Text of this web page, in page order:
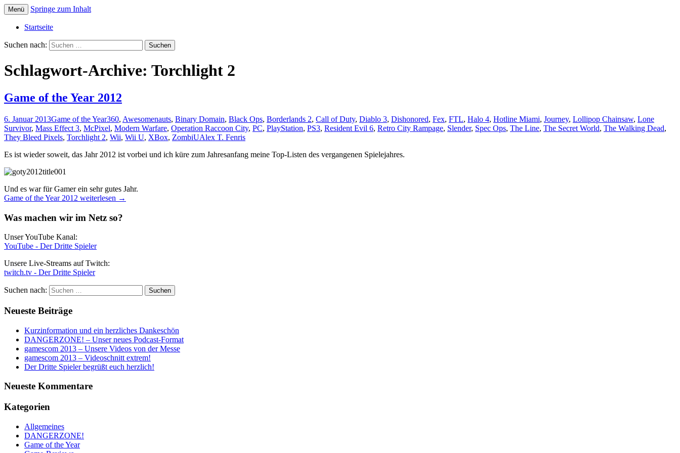
Der Dritte Spieler
Menü Springe zum Inhalt
Startseite
Suchen nach:
Schlagwort-Archive: Torchlight 2
Game of the Year 2012
6. Januar 2013Game of the Year360, Awesomenauts, Binary Domain, Black Ops, Borderlands 2, Call of Duty, Diablo 3, Dishonored, Fex, FTL, Halo 4, Hotline Miami, Journey, Lollipop Chainsaw, Lone
Survivor, Mass Effect 3, McPixel, Modern Warfare, Operation Raccoon City, PC, PlayStation, PS3, Resident Evil 6, Retro City Rampage, Slender, Spec Ops, The Line, The Secret World, The Walking Dead,
They Bleed Pixels, Torchlight 2, Wii, Wii U, XBox, ZombiUAlex T. Fenris
Es ist wieder soweit, das Jahr 2012 ist vorbei und ich küre zum Jahresanfang meine Top-Listen des vergangenen Spielejahres.
Und es war für Gamer ein sehr gutes Jahr.
Game of the Year 2012 weiterlesen →
Was machen wir im Netz so?
Unser YouTube Kanal:
YouTube - Der Dritte Spieler
Unsere Live-Streams auf Twitch:
twitch.tv - Der Dritte Spieler
Suchen nach:
Neueste Beiträge
Kurzinformation und ein herzliches Dankeschön
DANGERZONE! – Unser neues Podcast-Format
gamescom 2013 – Unsere Videos von der Messe
gamescom 2013 – Videoschnitt extrem!
Der Dritte Spieler begrüßt euch herzlich!
Neueste Kommentare
Kategorien
Allgemeines
DANGERZONE!
Game of the Year